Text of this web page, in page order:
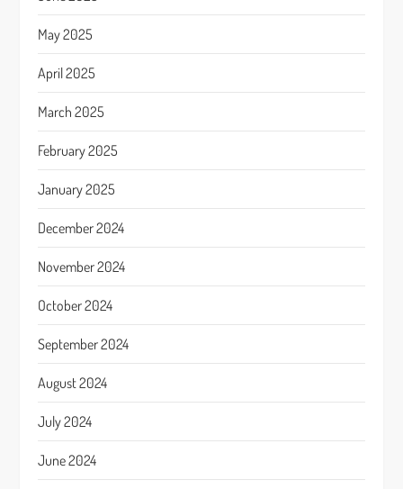
May 2025
April 2025
March 2025
February 2025
January 2025
December 2024
November 2024
October 2024
September 2024
August 2024
July 2024
June 2024